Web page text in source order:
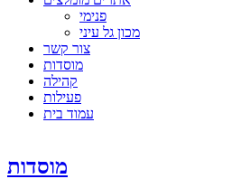
פנימי
מכון גל עיני
צור קשר
מוסדות
קהילה
פעילות
עמוד בית
מוסדות